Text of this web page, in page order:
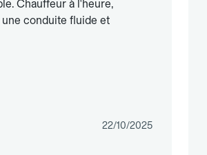
Chauffeur à l'heure,
conduite fluide et
22/10/2025